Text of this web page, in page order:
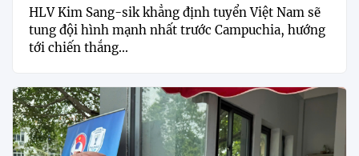
HLV Kim Sang-sik khẳng định tuyển Việt Nam sẽ
tung đội hình mạnh nhất trước Campuchia, hướng
tới chiến thắng...